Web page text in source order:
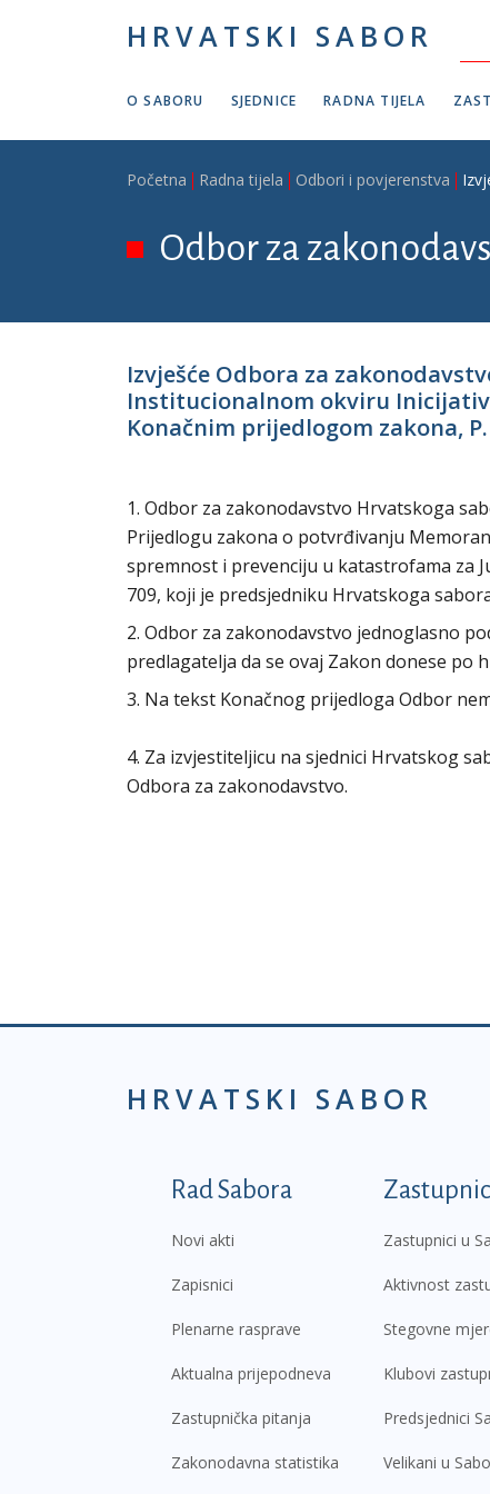
HRVATSKI SABOR
O SABORU SJEDNICE RADNA TIJELA
Breadcrumb
Početna Radna tijela Odbori i povjerenstva
Odbor za
Izvješće Odbora za
Institucionalnom okviru
Konačnim prijedlogom zakona, P.
1. Odbor za zakonodavstvo Hrvatskoga
Prijedlogu zakona o potvrđivanju
spremnost i prevenciju u katastrofama za
709, koji je predsjedniku Hrvatskoga
2. Odbor za zakonodavstvo jednoglasno
predlagatelja da se ovaj Zakon donese po
3. Na tekst Konačnog prijedloga Odbor
4. Za izvjestiteljicu na sjednici Hrvatskog
Odbora za zakonodavstvo.
HRVATSKI SABOR
Podnožje prvi
Rad Sabora
Novi akti
Zapisnici
Plenarne rasprave
Aktualna prijepodneva
Zastupnička pitanja
Zakonodavna statistika
Zastupnici u
Aktivnost
Stegovne
Klubovi
Predsjednici
Velikani u